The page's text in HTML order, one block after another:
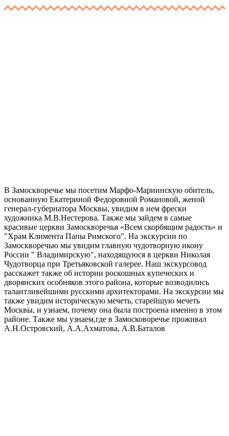
В Замоскворечье мы посетим Марфо-Мариинскую обитель,
основанную Екатериной Федоровной Романовой, женой
генерал-губернатора Москвы, увидим в нем фрески
художника М.В.Нестерова. Также мы зайдем в самые
красивые церкви Замоскворечья «Всем скорбящим радость» и
"Храм Климента Папы Римского". На экскурсии по
Замоскворечью мы увидим главную чудотворную икону
России " Владимирскую", находящуюся в церкви Николая
Чудотворца при Третьяковской галерее. Наш экскурсовод
расскажет также об истории роскошных купеческих и
дворянских особняков этого района, которые возводились
талантливейшими русскими архитекторами. На экскурсии мы
также увидим историческую мечеть, старейшую мечеть
Москвы, и узнаем, почему она была построена именно в этом
районе. Также мы узнаем,где в Замосковоречье проживал
А.Н.Островский, А.А.Ахматова, А.В.Баталов